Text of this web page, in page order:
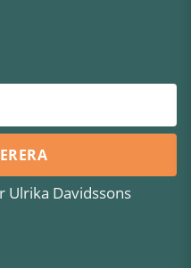
Ulrika Davidssons